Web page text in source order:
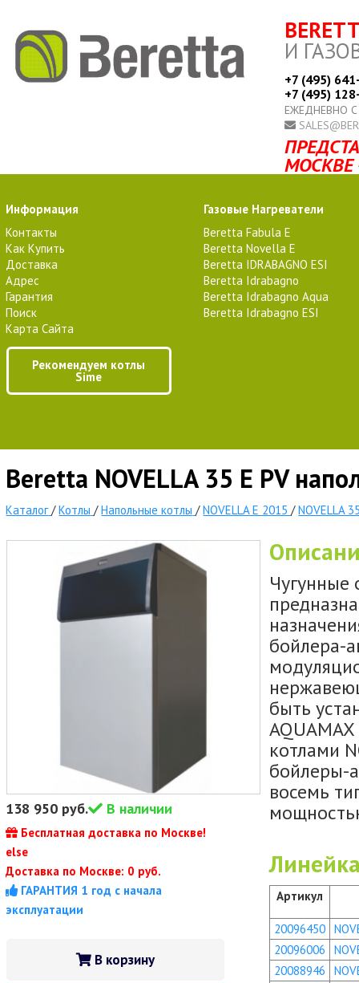
И
+7 (495)
+7 (495)
ЕЖЕДНЕВНО
МОСКВЕ
Информация
Контакты
Как Купить
Доставка
Адрес
Гарантия
Поиск
Карта Сайта
Рекомендуем котлы
Sime
Газовые Нагреватели
Beretta Fabula E
Beretta Novella E
Beretta IDRABAGNO ESI
Beretta Idrabagno
Beretta Idrabagno Aqua
Beretta Idrabagno ESI
Beretta NOVELLA 35 E PV
Каталог /Котлы /Напольные котлы /NOVELLA E 2015/NOVELLA
138 950 руб. В наличии
Бесплатная доставка по Москве!
else
Доставка по Москве: 0 руб.
ГАРАНТИЯ 1 год с начала
эксплуатации
В корзину
Чугунные
бойлера-
быть
котлами
бойлеры-
восемь
Артикул
20096450
20096006
20088946